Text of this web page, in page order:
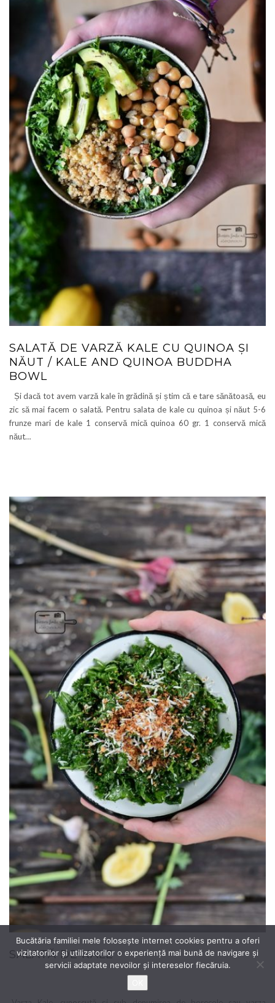
SALATĂ DE VARZĂ KALE CU QUINOA ȘI
NĂUT / KALE AND QUINOA BUDDHA
BOWL
Și dacă tot avem varză kale în grădină și știm că e tare sănătoasă, eu
zic să mai facem o salată. Pentru salata de kale cu quinoa și năut 5-6
frunze mari de kale 1 conservă mică quinoa 60 gr. 1 conservă mică
năut…
SALATĂ DE KALE
Bucătăria familiei mele folosește internet cookies pentru a oferi
vizitatorilor și utilizatorilor o experiență mai bună de navigare și
servicii adaptate nevoilor și intereselor fiecăruia.